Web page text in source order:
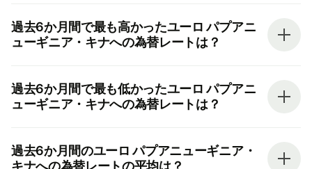
過去6か月間で最も高かったユーロ パプアニ
ューギニア・キナへの為替レートは？
過去6か月間で最も低かったユーロ パプアニ
ューギニア・キナへの為替レートは？
過去6か月間のユーロ パプアニューギニア・
キナへの為替レートの平均は？